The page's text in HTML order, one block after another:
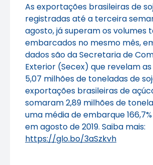
As exportações brasileiras de
registradas até a terceira
agosto, já superam os volumes
embarcados no mesmo mês,
dados são da Secretaria de
Exterior (Secex) que revelam
5,07 milhões de toneladas de
exportações brasileiras de
somaram 2,89 milhões de
uma média de embarque
em agosto de 2019. Saiba mais:
https://glo.bo/3aSzkvh